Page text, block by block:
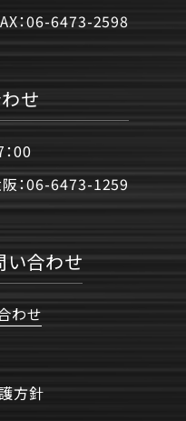
：06-6473-2598
せ
00
：06-6473-1259
い合わせ
わせ
方針